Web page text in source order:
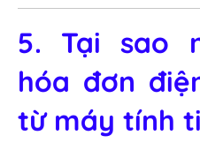
5. Tại sao
hóa đơn
từ máy tính